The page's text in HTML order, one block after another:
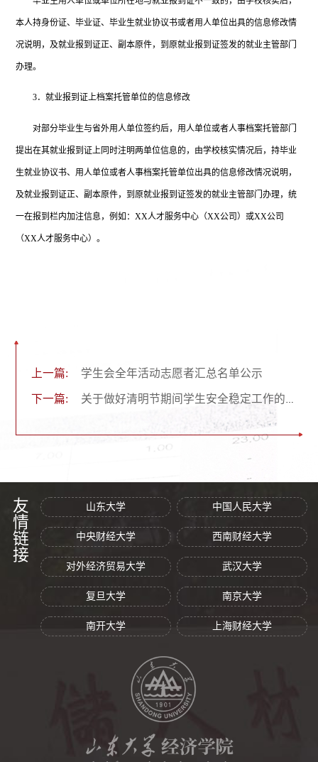
本人持身份证、毕业证、毕业生就业协议书或者用人单位出具的信息修改情
况说明，及就业报到证正、副本原件，到原就业报到证签发的就业主管部门
办理。
3．就业报到证上档案托管单位的信息修改
对部分毕业生与省外用人单位签约后，用人单位或者人事档案托管部门
提出在其就业报到证上同时注明两单位信息的，由学校核实情况后，持毕业
生就业协议书、用人单位或者人事档案托管单位出具的信息修改情况说明，
及就业报到证正、副本原件，到原就业报到证签发的就业主管部门办理，统
一在报到栏内加注信息，例如： XX人才服务中心（XX公司）或XX公司
（XX人才服务中心）。
上一篇: 学生会全年活动志愿者汇总名单公示
下一篇: 关于做好清明节期间学生安全稳定工作的通知
友情链接 山东大学 中国人民大学
中央财经大学 西南财经大学
对外经济贸易大学 武汉大学
复旦大学 南京大学
南开大学 上海财经大学